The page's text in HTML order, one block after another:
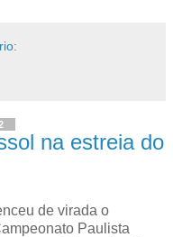
na estreia do
de virada o
Paulista